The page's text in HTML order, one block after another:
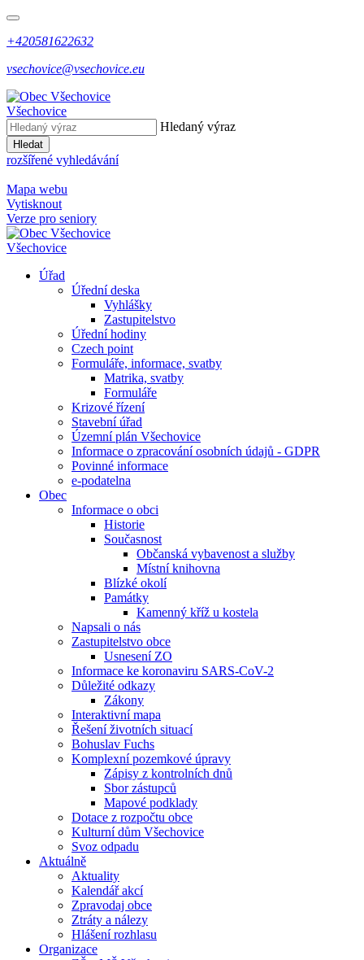
+420581622632
vsechovice@vsechovice.eu
Všechovice
Hledaný výraz
Hledat
rozšířené vyhledávání
Mapa webu
Vytisknout
Verze pro seniory
Všechovice
Úřad
Úřední deska
Vyhlášky
Zastupitelstvo
Úřední hodiny
Czech point
Formuláře, informace, svatby
Matrika, svatby
Formuláře
Krizové řízení
Stavební úřad
Územní plán Všechovice
Informace o zpracování osobních údajů - GDPR
Povinné informace
e-podatelna
Obec
Informace o obci
Historie
Současnost
Občanská vybavenost a služby
Místní knihovna
Blízké okolí
Památky
Kamenný kříž u kostela
Napsali o nás
Zastupitelstvo obce
Usnesení ZO
Informace ke koronaviru SARS-CoV-2
Důležité odkazy
Zákony
Interaktivní mapa
Řešení životních situací
Bohuslav Fuchs
Komplexní pozemkové úpravy
Zápisy z kontrolních dnů
Sbor zástupců
Mapové podklady
Dotace z rozpočtu obce
Kulturní dům Všechovice
Svoz odpadu
Aktuálně
Aktuality
Kalendář akcí
Zpravodaj obce
Ztráty a nálezy
Hlášení rozhlasu
Organizace